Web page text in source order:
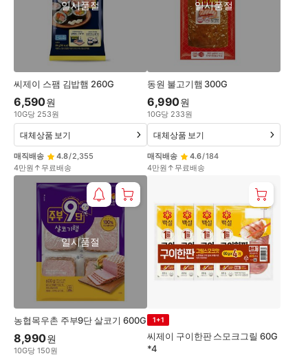
씨제이 스팸 김밥햄 260G
일시품절
6,590원
10G당 253원
매직배송 4.8/2,355
4만원↑무료배송
대체상품 보기
동원 불고기햄 300G
일시품절
6,990원
10G당 233원
매직배송 4.6/184
4만원↑무료배송
대체상품 보기
농협목우촌 주부9단 살코기 600G
일시품절
8,990원
10G당 150원
씨제이 구이한판 스모크그릴 60G
*4
1+1